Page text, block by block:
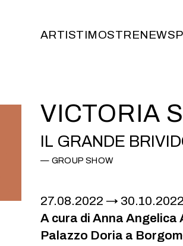
ARTISTIMOSTRENEWS
VICTORIA
IL GRANDE
GROUP SHOW
27.08.2022
30.10.2022
A cura di Anna Angelica
Palazzo Doria a